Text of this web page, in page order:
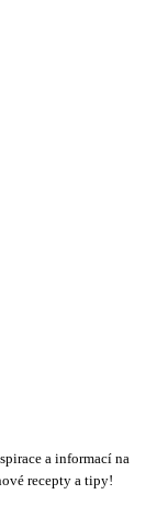
a informací na
recepty a tipy!